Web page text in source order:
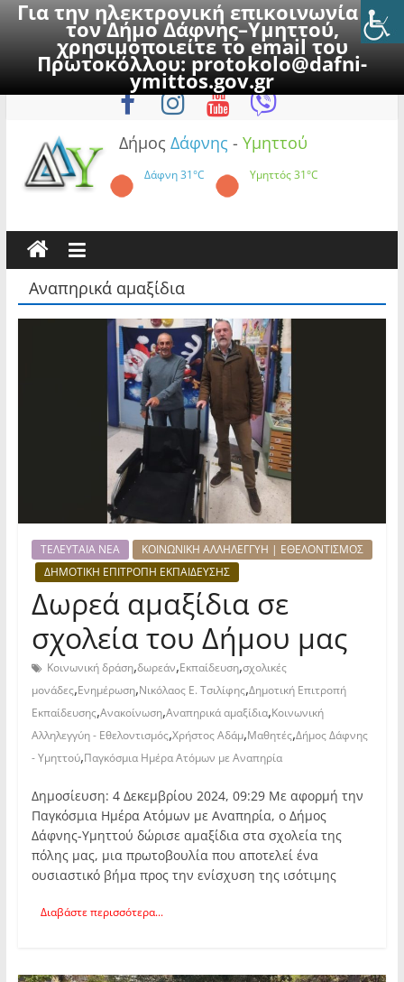
Για την ηλεκτρονική επικοινωνία με
τον Δήμο Δάφνης–Υμηττού,
χρησιμοποιείτε το email του
Πρωτοκόλλου:protokolo@dafni-
ymittos.gov.gr
to
Κυριακή, 9 Αυγούστου 2026
Δήμος Δάφνης - Υμηττού
Δάφνη31°C Υμηττός31°C
Αναπηρικά αμαξίδια
ΤΕΛΕΥΤΑΙΑ ΝΕΑ
ΚΟΙΝΩΝΙΚΗ ΑΛΛΗΛΕΓΓΥΗ | ΕΘΕΛΟΝΤΙΣΜΟΣ
ΔΗΜΟΤΙΚΗ ΕΠΙΤΡΟΠΗ ΕΚΠΑΙΔΕΥΣΗΣ
Δωρεά αμαξίδια σε
σχολεία του Δήμου μας
Κοινωνική δράση,δωρεάν,Εκπαίδευση,σχολικές
μονάδες,Ενημέρωση,Νικόλαος Ε. Τσιλίφης,Δημοτική Επιτροπή
Εκπαίδευσης,Ανακοίνωση,Αναπηρικά αμαξίδια,Κοινωνική
Αλληλεγγύη - Εθελοντισμός,Χρήστος Αδάμ,Μαθητές,Δήμος Δάφνης
- Υμηττού,Παγκόσμια Ημέρα Ατόμων με Αναπηρία
Δημοσίευση: 4 Δεκεμβρίου 2024, 09:29 Με αφορμή την
Παγκόσμια Ημέρα Ατόμων με Αναπηρία, ο Δήμος
Δάφνης-Υμηττού δώρισε αμαξίδια στα σχολεία της
πόλης μας, μια πρωτοβουλία που αποτελεί ένα
ουσιαστικό βήμα προς την ενίσχυση της ισότιμης
Διαβάστε περισσότερα...